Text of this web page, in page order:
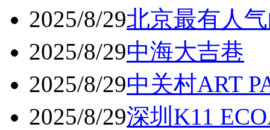
2025/8/29北京最有人
2025/8/29中海大吉巷
2025/8/29中关村ART
2025/8/29深圳K11